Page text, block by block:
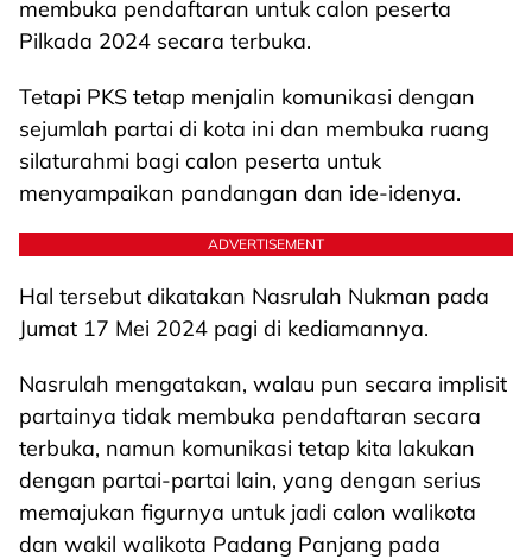
membuka pendaftaran untuk calon peserta
Pilkada 2024 secara terbuka.
Tetapi PKS tetap menjalin komunikasi dengan
sejumlah partai di kota ini dan membuka ruang
silaturahmi bagi calon peserta untuk
menyampaikan pandangan dan ide-idenya.
ADVERTISEMENT
Hal tersebut dikatakan Nasrulah Nukman pada
Jumat 17 Mei 2024 pagi di kediamannya.
Nasrulah mengatakan, walau pun secara implisit
partainya tidak membuka pendaftaran secara
terbuka, namun komunikasi tetap kita lakukan
dengan partai-partai lain, yang dengan serius
memajukan figurnya untuk jadi calon walikota
dan wakil walikota Padang Panjang pada